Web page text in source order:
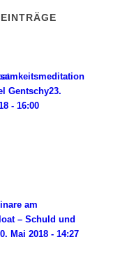
Gentschy23.
- 16:00
am
– Schuld und
Mai 2018 - 14:27